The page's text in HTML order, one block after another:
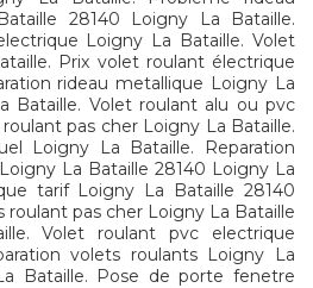
28140 Loigny La Bataille.
Loigny La Bataille. Volet
Prix volet roulant électrique
rideau metallique Loigny La
Bataille. Volet roulant alu ou pvc
pas cher Loigny La Bataille.
Loigny La Bataille. Reparation
La Bataille 28140 Loigny La
tarif Loigny La Bataille 28140
roulant pas cher Loigny La Bataille
Volet roulant pvc electrique
volets roulants Loigny La
Bataille. Pose de porte fenetre